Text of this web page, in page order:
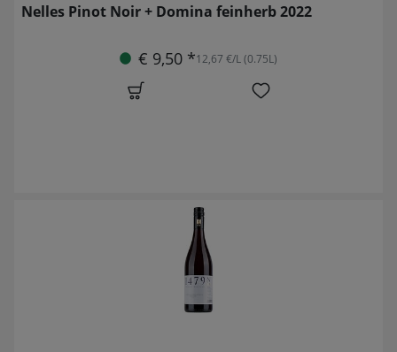
Nelles Pinot Noir + Domina feinherb 2022
€ 9,50 *12,67 €/L (0.75L)